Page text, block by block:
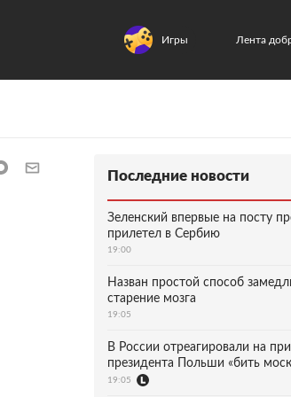
Игры Лента
Последние новости
Зеленский впервые на посту
прилетел в Сербию
19:00
Назван простой способ
старение мозга
19:05
В России отреагировали на
президента Польши «бить
19:05